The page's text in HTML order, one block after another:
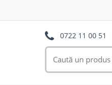
0722 11 00 51